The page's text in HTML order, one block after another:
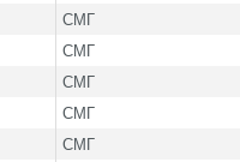
СМГ
СМГ
СМГ
СМГ
СМГ